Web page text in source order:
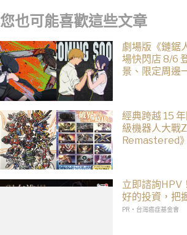
您也可能喜歡這些文章
劇場版《鏈鋸
場快閃店 8/6
景、限定周邊
經典跨越 15
級機器人大戰
Remastered
立即諮詢HPV
好的投資，把
PR・台灣癌症基金會